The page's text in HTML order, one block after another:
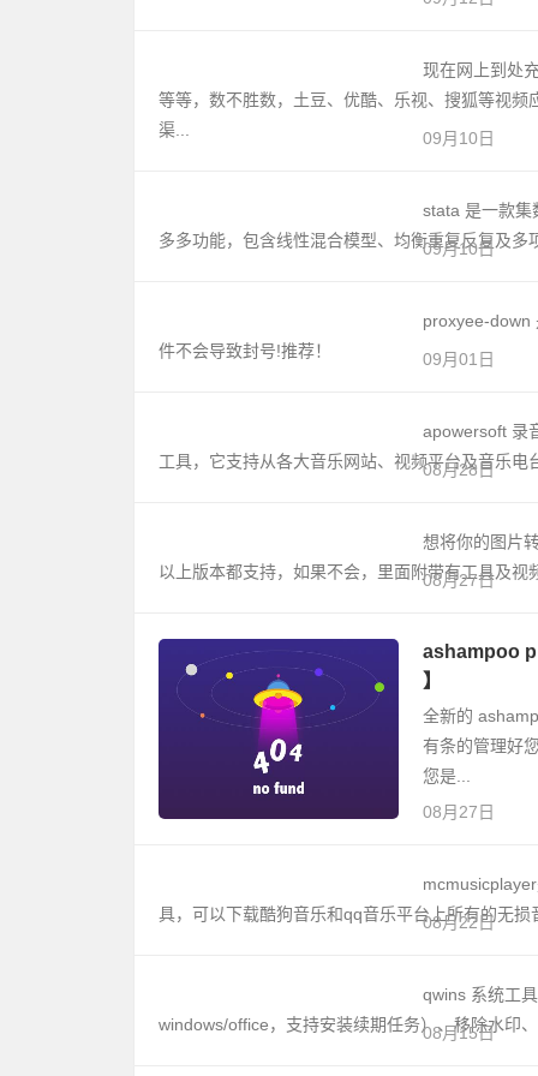
现在网上到处
等等，数不胜数，土豆、优酷、乐视、搜狐等视
渠...
09月10日
stata 是一款集
多多功能，包含线性混合模型、均衡重复反复及
09月10日
proxyee-down
件不会导致封号!推荐！
09月01日
apowersoft 录
工具，它支持从各大音乐网站、视频平台及音乐
08月28日
想将你的图片
以上版本都支持，如果不会，里面附带有工具及视
08月27日
ashampoo
】
全新的
有条的管理好
您是...
08月27日
具，可以下载酷狗音乐和qq音乐平台上所有的无
08月22日
qwins 系统工
windows/office，支持安装续期任务）、移除水印
08月15日